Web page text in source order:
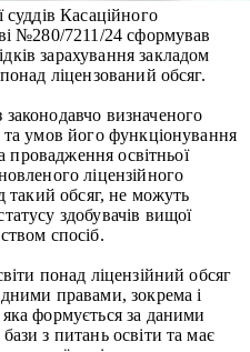
суддів Касаційного
№280/7211/24 сформував
зарахування закладом
ліцензований обсяг.
визначеного
та умов його функціонування
провадження освітньої
ліцензійного
такий обсяг, не можуть
здобувачів вищої
спосіб.
понад ліцензійний обсяг
правами, зокрема і
формується за даними
з питань освіти та має